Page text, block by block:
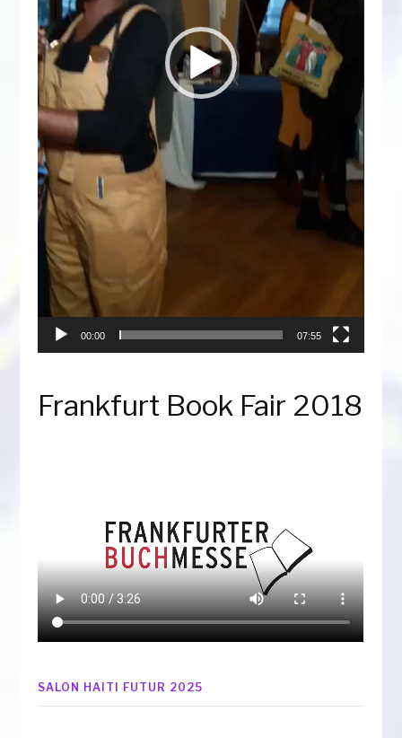
00:00 07:55
Frankfurt Book Fair 2018
SALON HAITI FUTUR 2025